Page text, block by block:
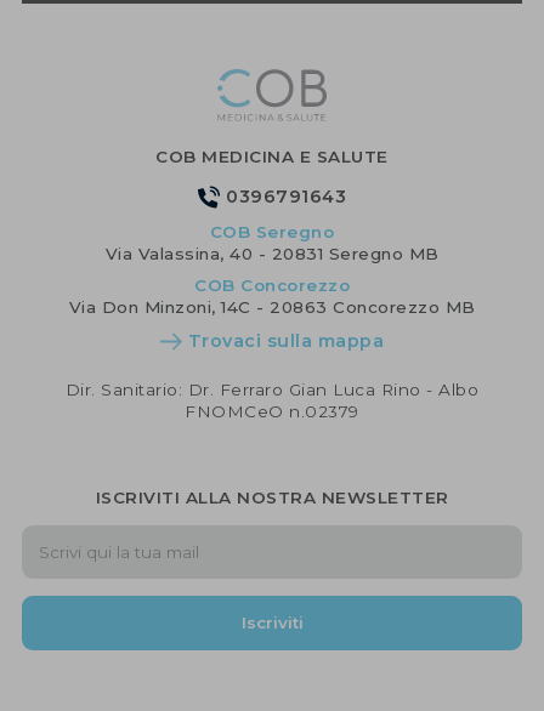
COB MEDICINA E SALUTE
0396791643
COB Seregno
Via Valassina, 40 - 20831 Seregno MB
COB Concorezzo
Via Don Minzoni, 14C - 20863 Concorezzo MB
Trovaci sulla mappa
Dir. Sanitario: Dr. Ferraro Gian Luca Rino - Albo
FNOMCeO n.02379
ISCRIVITI ALLA NOSTRA NEWSLETTER
Iscriviti